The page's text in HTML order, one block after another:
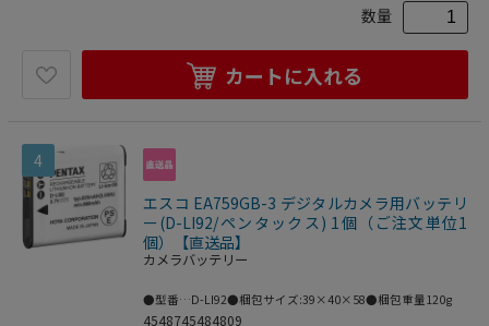
数量
カートに入れる
4
エスコ EA759GB-3 デジタルカメラ用バッテリ
ー(D-LI92/ペンタックス) 1個（ご注文単位1
個）【直送品】
カメラバッテリー
●型番…D-LI92●梱包サイズ:39×40×58●梱包重量120g
4548745484809